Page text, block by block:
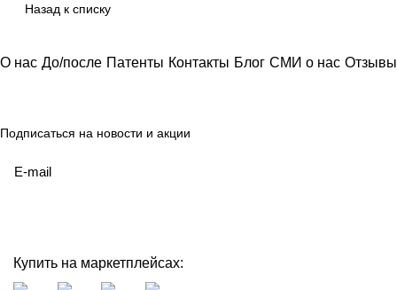
Назад к списку
О нас До/после Патенты Контакты Блог СМИ о нас Отзывы
Подписаться на новости и акции
Купить на маркетплейсах: